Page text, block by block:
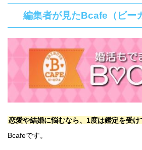
編集者が見たBcafe（ビー
恋愛や結婚に悩むなら、1度は鑑定を受け
Bcafeです。